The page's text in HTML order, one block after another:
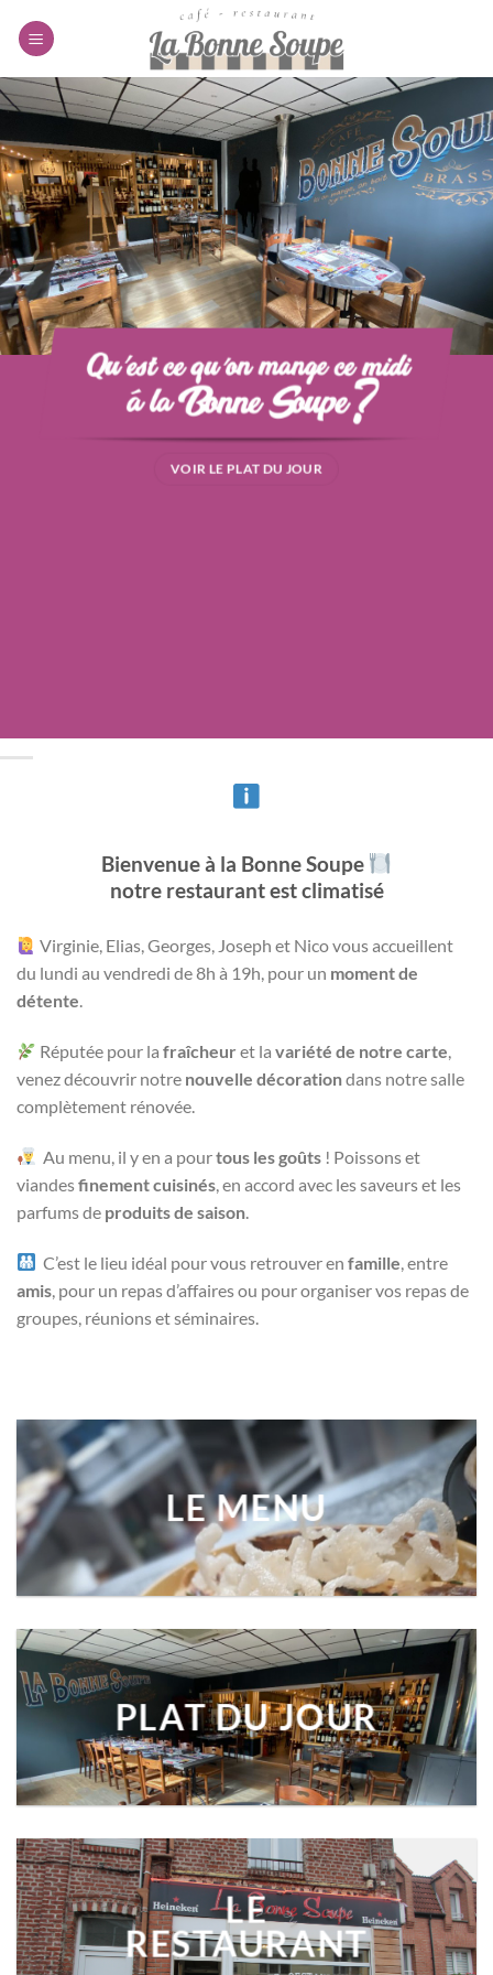
VOIR LE PLAT DU JOUR
Bienvenue à la Bonne Soupe
notre restaurant est climatisé
Virginie, Elias, Georges, Joseph et Nico vous accueillent
du lundi au vendredi de 8h à 19h, pour un moment de
détente.
Réputée pour lafraîcheur et lavariété de notre carte,
venez découvrir notre nouvelle décorationdans notre salle
complètement rénovée.
Au menu, il y en a pourtous les goûts ! Poissons et
viandesfinement cuisinés , en accord avec les saveurs et les
parfums de produits de saison
C’est le lieu idéal pour vous retrouver enfamille , entre
amis , pour un repas d’affaires ou pour organiser vos repas de
groupes, réunions et séminaires.
LE MENU
PLAT DU JOUR
LE
RESTAURANT